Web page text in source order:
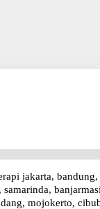
jakarta, bandung,
mojokerto,